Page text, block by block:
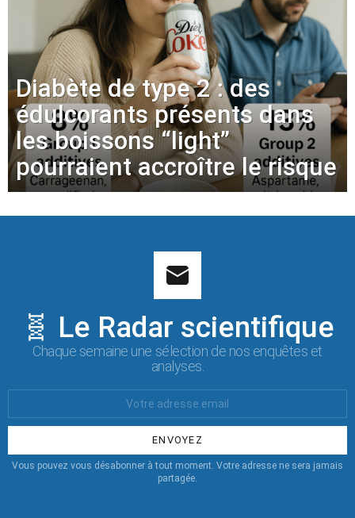
Diabète de type 2 : des
édulcorants présents dans
les boissons “light”
pourraient accroître le risque
🧬 Le Radar scientifique
Chaque semaine une sélection de nos enquêtes et
analyses.
:
Vous pouvez vous désabonner à tout moment. Votre adresse ne sera jamais
partagée.